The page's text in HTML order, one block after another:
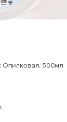
Опилковая, 500мл